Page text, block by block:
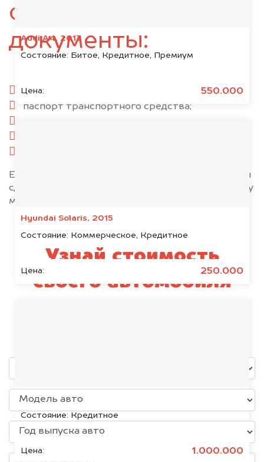
Audi A4, 2013
Состояние: Битое, Кредитное, Премиум
Цена: 550.000
Hyundai Solaris, 2015
Состояние: Коммерческое, Кредитное
Цена: 250.000
KIA K5, 2020
Состояние: Кредитное
Цена: 1.000.000
следующие
документы:
паспорт гражданина РФ;
паспорт транспортного средства;
Если у вас нет всех документов, то наши юристы
сделают всё возможное, чтобы оформить сделку
максимально быстро!
Узнай стоимость
своего автомобиля